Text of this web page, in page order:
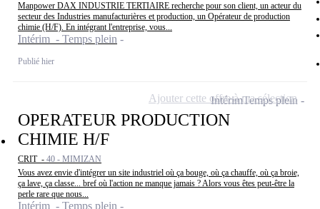
Manpower DAX INDUSTRIE TERTIAIRE recherche pour son client, un acteur du
secteur des Industries manufacturières et production, un Opérateur de production
chimie (H/F). En intégrant l'entreprise, vous...
Intérim - Temps plein
Publié hier
OPERATEUR PRODUCTION
CHIMIE H/F
CRIT - 40 - MIMIZAN
Vous avez envie d'intégrer un site industriel où ça bouge, où ça chauffe, où ça broie,
ça lave, ça classe... bref où l'action ne manque jamais ? Alors vous êtes peut-être la
perle rare que nous...
Intérim - Temps plein
IntérimTemps plein
Ajouter cette offre à ma sélection